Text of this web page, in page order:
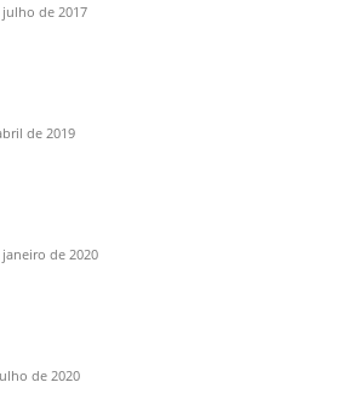
julho de 2017
de 2019
janeiro de 2020
de 2020